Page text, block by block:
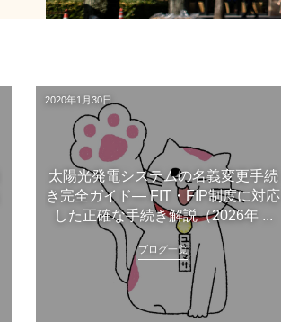
2020年1月30日
太陽光発電システムの名義変更手続
き完全ガイド― FIT・FIP制度に対応
した正確な手続き解説（2026年 ...
ブログ一覧